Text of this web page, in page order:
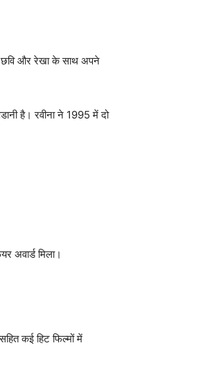
छवि और रेखा के साथ अपने
है। रवीना ने 1995 में दो
अवार्ड मिला।
कई हिट फिल्मों में